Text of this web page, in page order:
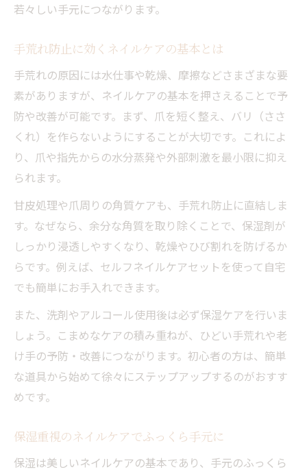
爪と手肌を守るネイルケアの選び方
日常に取り入れたいネイルケアの流れ
ネイルケアでふっくらとした手元を実現
手肌のハリを保つためのネイルケア術
毎日のネイルケアで老け手を防ぐコツ
セルフネイルケアの効果を高める工夫
セルフで楽しむ簡単ネイルケア＆手肌ケア術
セルフネイルケアで叶える美しい手肌
初心者も安心の簡単ネイルケア方法
ネイルケアセット活用で手元美人に
サロン級の仕上がりを目指すセルフケア
時短ネイルケアで毎日続く手肌ケア
若々しい手元につながります。
手荒れ防止に効くネイルケアの基本とは
手荒れの原因には水仕事や乾燥、摩擦などさまざまな要
素がありますが、ネイルケアの基本を押さえることで予
防や改善が可能です。まず、爪を短く整え、バリ（ささ
くれ）を作らないようにすることが大切です。これによ
り、爪や指先からの水分蒸発や外部刺激を最小限に抑え
られます。
甘皮処理や爪周りの角質ケアも、手荒れ防止に直結しま
す。なぜなら、余分な角質を取り除くことで、保湿剤が
しっかり浸透しやすくなり、乾燥やひび割れを防げるか
らです。例えば、セルフネイルケアセットを使って自宅
でも簡単にお手入れできます。
また、洗剤やアルコール使用後は必ず保湿ケアを行いま
しょう。こまめなケアの積み重ねが、ひどい手荒れや老
け手の予防・改善につながります。初心者の方は、簡単
な道具から始めて徐々にステップアップするのがおすす
めです。
保湿重視のネイルケアでふっくら手元に
保湿は美しいネイルケアの基本であり、手元のふっくら